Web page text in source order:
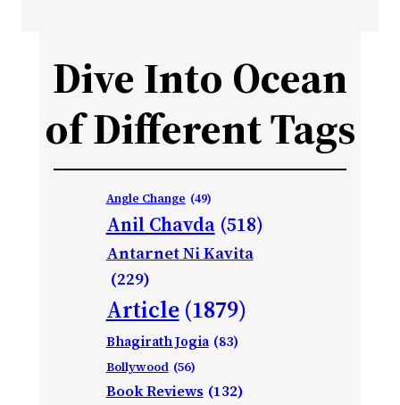
Dive Into Ocean
of Different Tags
Angle Change (49)
Anil Chavda (518)
Antarnet Ni Kavita
(229)
Article (1879)
Bhagirath Jogia (83)
Bollywood (56)
Book Reviews (132)